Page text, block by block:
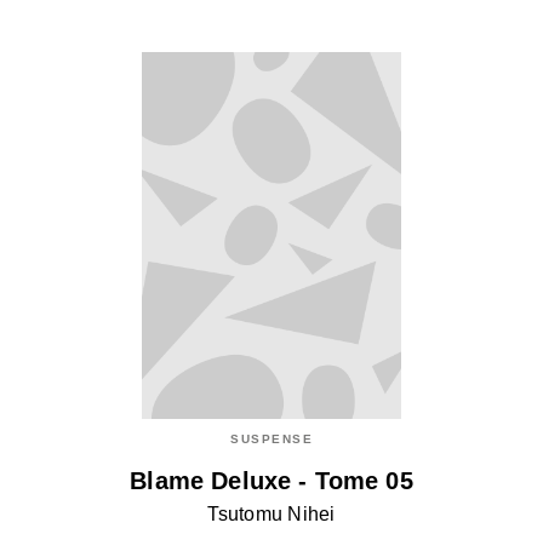
SUSPENSE
Blame Deluxe - Tome 05
Tsutomu Nihei